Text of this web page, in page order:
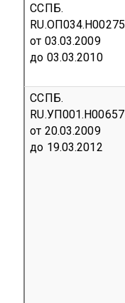
ССПБ.
RU.ОП034.Н00275
от 03.03.2009
до 03.03.2010
ССПБ.
RU.УП001.Н00657
от 20.03.2009
до 19.03.2012